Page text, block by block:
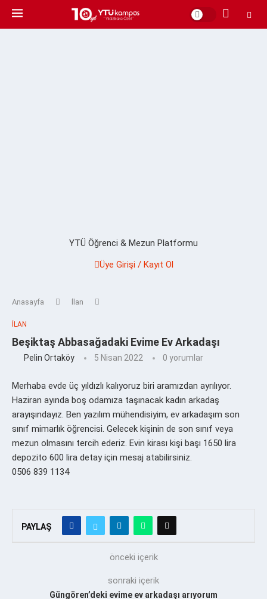
YTÜ Öğrenci & Mezun Platformu
Üye Girişi / Kayıt Ol
Anasayfa İlan
İLAN
Beşiktaş Abbasağadaki Evime Ev Arkadaşı
Pelin Ortaköy 5 Nisan 2022 0 yorumlar
Merhaba evde üç yıldızlı kalıyoruz biri aramızdan ayrılıyor.
Haziran ayında boş odamıza taşınacak kadın arkadaş
arayışındayız. Ben yazılım mühendisiyim, ev arkadaşım son
sınıf mimarlık öğrencisi. Gelecek kişinin de son sınıf veya
mezun olmasını tercih ederiz. Evin kirası kişi başı 1650 lira
depozito 600 lira detay için mesaj atabilirsiniz.
0506 839 1134
PAYLAŞ
önceki içerik
sonraki içerik
Güngören’deki evime ev arkadaşı arıyorum